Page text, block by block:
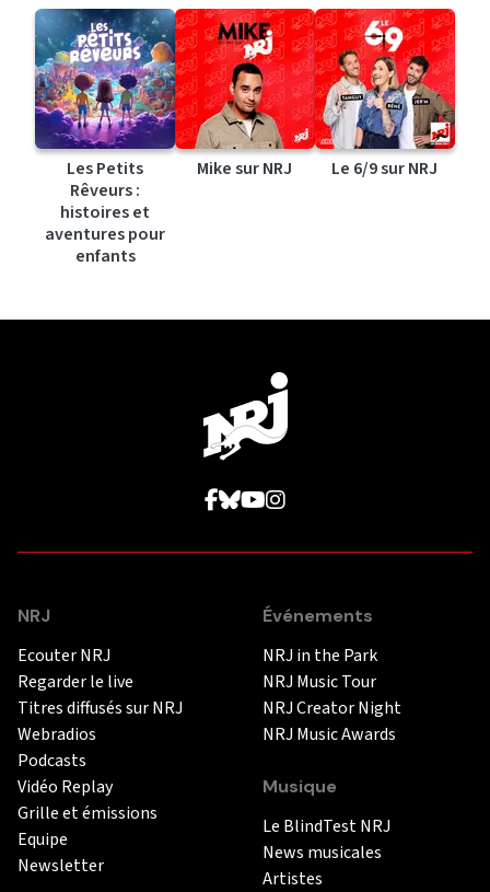
Les Petits
Rêveurs :
histoires et
aventures pour
enfants
Mike sur NRJ Le 6/9 sur NRJ
NRJ
Ecouter NRJ
Regarder le live
Titres diffusés sur NRJ
Webradios
Podcasts
Vidéo Replay
Grille et émissions
Equipe
Newsletter
Événements
NRJ in the Park
NRJ Music Tour
NRJ Creator Night
NRJ Music Awards
Musique
Le BlindTest NRJ
News musicales
Artistes